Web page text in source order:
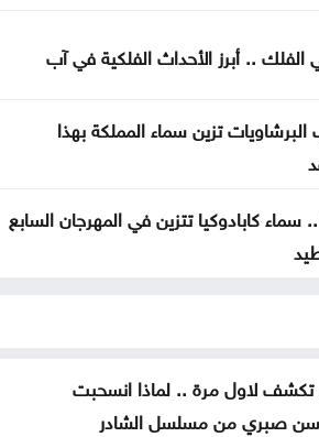
الفلك .. أبرز الأحداث الفلكية في آب
تزين سماء المملكة بهذا
.. سماء كابادوكيا تتزين في المهرجان السابع
تكشف لاول مرة .. لماذا انسحبت
صبري من مسلسل الشادر